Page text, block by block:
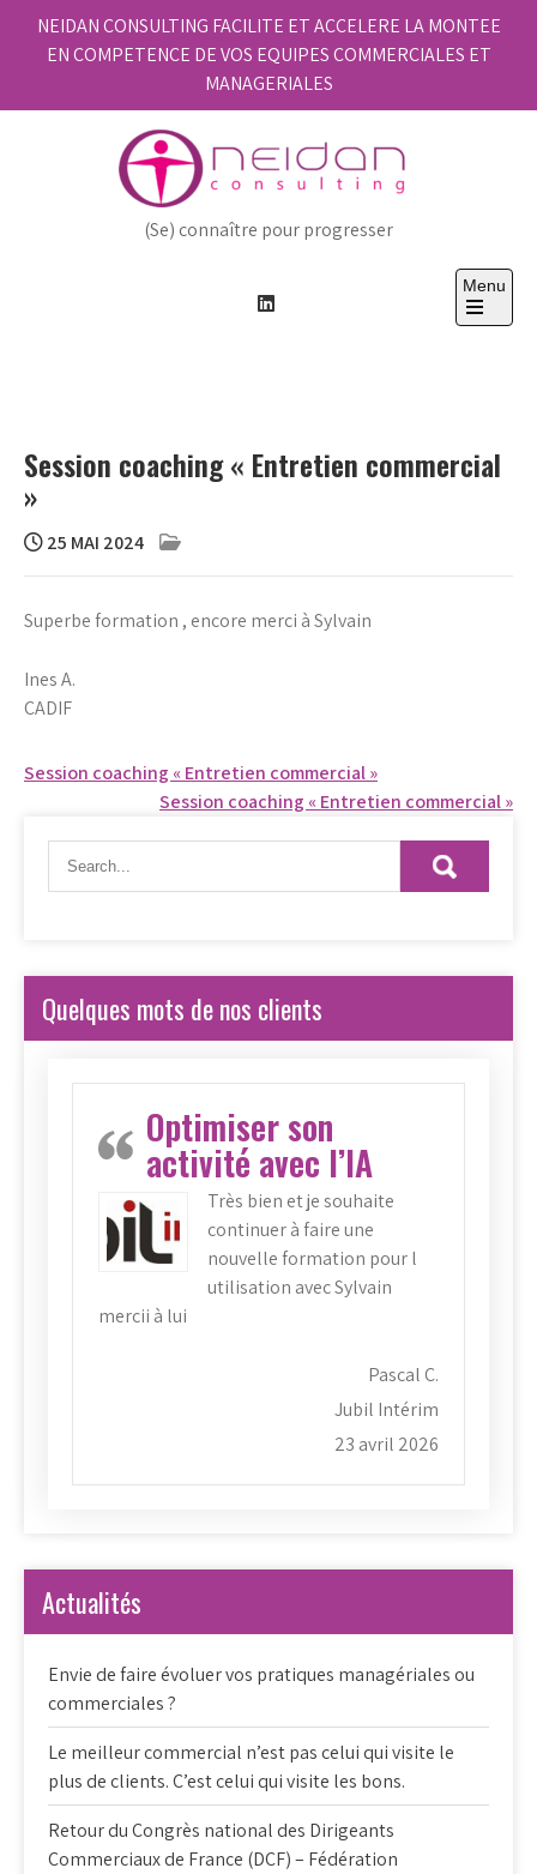
NEIDAN CONSULTING FACILITE ET ACCELERE LA MONTEE
EN COMPETENCE DE VOS EQUIPES COMMERCIALES ET
MANAGERIALES
(Se) connaître pour progresser
Menu
Open
Session coaching « Entretien commercial
»
25 MAI 2024
Superbe formation , encore merci à Sylvain
Ines A.
CADIF
Navigation
l’article
Session coaching « Entretien commercial »
Session coaching « Entretien commercial »
Quelques mots de nos clients
Optimiser son
activité avec l’IA
Très bien et je souhaite
continuer à faire une
nouvelle formation pour l
utilisation avec Sylvain
mercii à lui
Pascal C.
Jubil Intérim
23 avril 2026
Actualités
Envie de faire évoluer vos pratiques managériales ou
commerciales ?
Le meilleur commercial n’est pas celui qui visite le
plus de clients. C’est celui qui visite les bons.
Retour du Congrès national des Dirigeants
Commerciaux de France (DCF) – Fédération